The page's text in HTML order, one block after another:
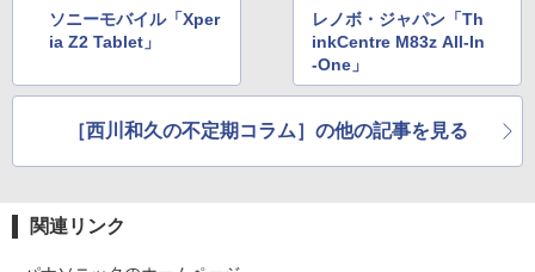
角川まんが学習シリーズ 日本の歴史
全16巻+別巻5冊定番セット [ 山本 博文
]
￥23,760
付き 防水 タッチ式音量調整 スポーツ/通勤/通
学/WEB会議(ホワイト)
￥1,964
On My Road (Stadium ver.)
￥250
【Amazon.co.jp限定】 伊藤園 磨かれて、澄
みきった日本の水 2L 8本 ラベルレス [ ケース
] [ 水 ] [ ペットボトル ] [ 箱買い ] [ ストック
スーパーの裏でヤニ吸うふたり 9巻 (デジタル
版ビッグガンガンコミックス)
￥810
ソニーモバイル「Xper
ia Z2 Tablet」
レノボ・ジャパン「Th
inkCentre M83z All-In
-One」
［西川和久の不定期コラム］の他の記事を見る
関連リンク